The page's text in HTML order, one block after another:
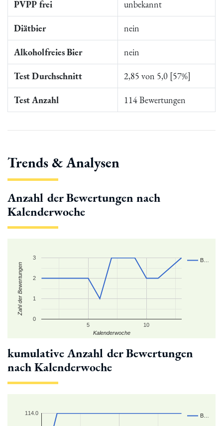
PVPP frei unbekannt
Diätbier nein
Alkoholfreies Bier nein
Test Durchschnitt 2,85 von 5,0 [57%]
Test Anzahl 114 Bewertungen
Trends & Analysen
Anzahl der Bewertungen nach
Kalenderwoche
B…
5 10
0
1
2
3
Kalenderwoche
Zahl der Bewertungen
kumulative Anzahl der Bewertungen
nach Kalenderwoche
B…
114.0